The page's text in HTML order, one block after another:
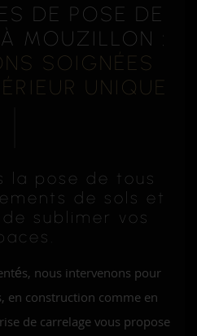
DE POSE DE
MOUZILLON :
SOIGNÉES
UNIQUE
la pose de tous
de sols et
sublimer vos
nous intervenons pour
en construction comme en
de carrelage vous propose